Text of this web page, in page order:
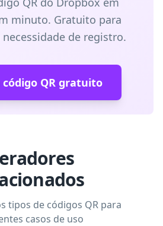
minuto. Gratuito para
de registro.
código QR gratuito
tipos de códigos QR para
casos de uso